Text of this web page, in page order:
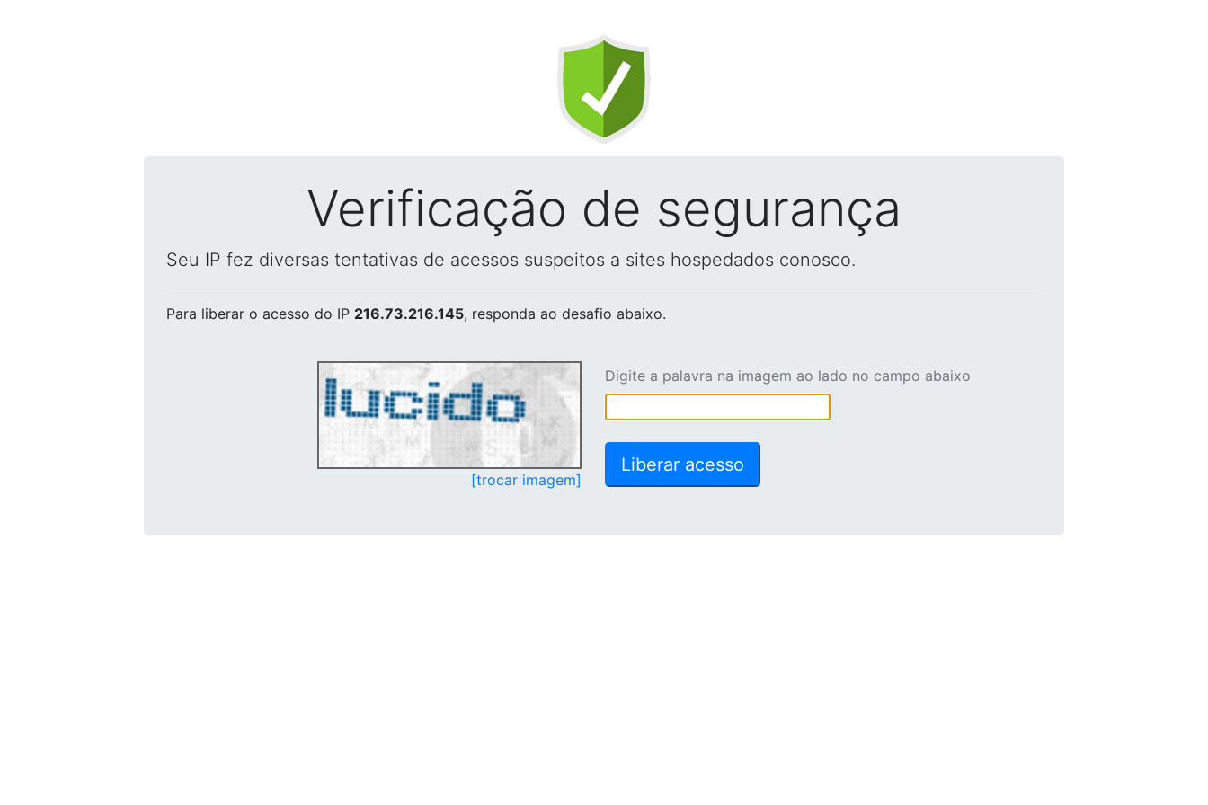
Verificação de segurança
Seu IP fez diversas tentativas de acessos suspeitos a sites hospedados conosco.
Para liberar o acesso do IP 216.73.216.145, responda ao desafio abaixo.
[trocar imagem]
Digite a palavra na imagem ao lado no campo abaixo